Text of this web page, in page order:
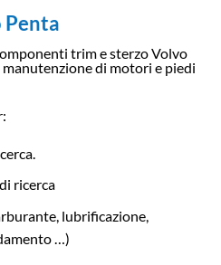
Penta
trim e sterzo Volvo
di motori e piedi
ricerca
lubrificazione,
…)